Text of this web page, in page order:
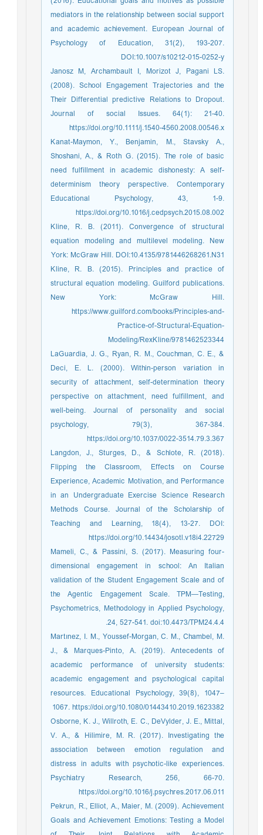
mediators in the relationship between social support
and academic achievement. European Journal of
Psychology of Education, 31(2), 193-207.
DOI:10.1007/s10212-015-0252-y
Janosz M, Archambault I, Morizot J, Pagani LS.
(2008). School Engagement Trajectories and the
Their Differential predictive Relations to Dropout.
Journal of social Issues. 64(1): 21-40.
https://doi.org/10.1111/j.1540-4560.2008.00546.x
Kanat-Maymon, Y., Benjamin, M., Stavsky A.,
Shoshani, A., & Roth G. (2015). The role of basic
need fulfillment in academic dishonesty: A self-
determinism theory perspective. Contemporary
Educational Psychology, 43, 1-9.
https://doi.org/10.1016/j.cedpsych.2015.08.002
Kline, R. B. (2011). Convergence of structural
equation modeling and multilevel modeling. New
York: McGraw Hill. DOI:10.4135/9781446268261.N31
Kline, R. B. (2015). Principles and practice of
structural equation modeling. Guilford publications.
New York: McGraw Hill.
https://www.guilford.com/books/Principles-and-
Practice-of-Structural-Equation-
Modeling/RexKline/9781462523344
LaGuardia, J. G., Ryan, R. M., Couchman, C. E., &
Deci, E. L. (2000). Within-person variation in
security of attachment, self-determination theory
perspective on attachment, need fulfillment, and
well-being. Journal of personality and social
psychology, 79(3), 367-384.
https://doi.org/10.1037/0022-3514.79.3.367
Langdon, J., Sturges, D., & Schlote, R. (2018).
Flipping the Classroom, Effects on Course
Experience, Academic Motivation, and Performance
in an Undergraduate Exercise Science Research
Methods Course. Journal of the Scholarship of
Teaching and Learning, 18(4), 13-27. DOI:
https://doi.org/10.14434/josotl.v18i4.22729
Mameli, C., & Passini, S. (2017). Measuring four-
dimensional engagement in school: An Italian
validation of the Student Engagement Scale and of
the Agentic Engagement Scale. TPM—Testing,
Psychometrics, Methodology in Applied Psychology,
24, 527-541. doi:10.4473/TPM24.4.4.
Martınez, I. M., Youssef-Morgan, C. M., Chambel, M.
J., & Marques-Pinto, A. (2019). Antecedents of
academic performance of university students:
academic engagement and psychological capital
resources. Educational Psychology, 39(8), 1047–
1067. https://doi.org/10.1080/01443410.2019.1623382
Osborne, K. J., Willroth, E. C., DeVylder, J. E., Mittal,
V. A., & Hilimire, M. R. (2017). Investigating the
association between emotion regulation and
distress in adults with psychotic-like experiences.
Psychiatry Research, 256, 66-70.
https://doi.org/10.1016/j.psychres.2017.06.011
Pekrun, R., Elliot, A., Maier, M. (2009). Achievement
Goals and Achievement Emotions: Testing a Model